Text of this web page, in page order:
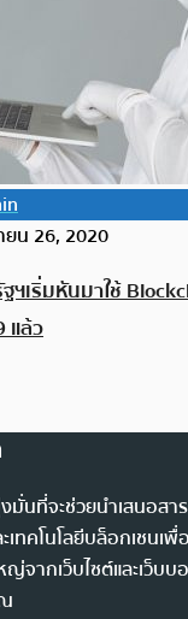
ยน 26, 2020
ฯเริ่มหันมาใช้
แล้ว
มั่นที่จะช่วยนำเสนอสา
ทคโนโลยีบล็อกเชนเพื่
จากเว็บไซต์และเว็บบ